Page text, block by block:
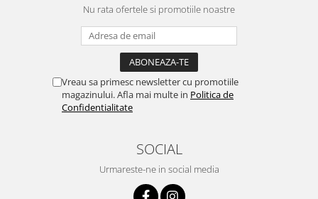
Nu rata ofertele si promotiile noastre
Vreau sa primesc newsletter cu promotiile
magazinului. Afla mai multe in Politica de
Confidentialitate
SOCIAL
Urmareste-ne in social media